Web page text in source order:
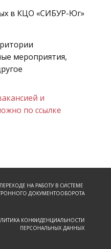
в КЦО «СИБУР-Юг»
мероприятия,
и
по ссылке
НА РАБОТУ В СИСТЕМЕ
ДОКУМЕНТООБОРОТА
КОНФИДЕНЦИАЛЬНОСТИ
ПЕРСОНАЛЬНЫХ ДАННЫХ